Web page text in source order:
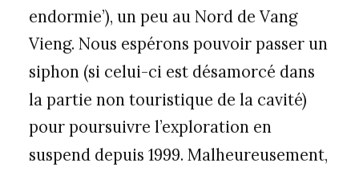
endormie’), un peu au Nord de Vang
Vieng. Nous espérons pouvoir passer un
siphon (si celui-ci est désamorcé dans
la partie non touristique de la cavité)
pour poursuivre l’exploration en
suspend depuis 1999. Malheureusement,